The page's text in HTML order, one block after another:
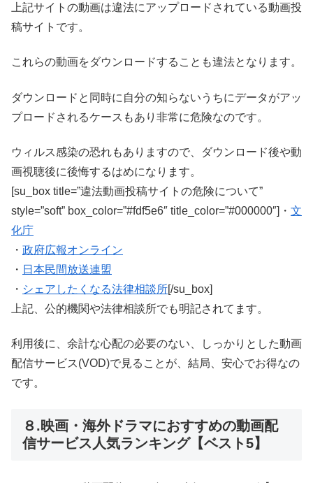
上記サイトの動画は違法にアップロードされている動画投
稿サイトです。
これらの動画をダウンロードすることも違法となります。
ダウンロードと同時に自分の知らないうちにデータがアッ
プロードされるケースもあり非常に危険なのです。
ウィルス感染の恐れもありますので、ダウンロード後や動
画視聴後に後悔するはめになります。
[su_box title=”違法動画投稿サイトの危険について”
style=”soft” box_color=”#fdf5e6″ title_color=”#000000″]・ 文
化庁
・ 政府広報オンライン
・ 日本民間放送連盟
・ シェアしたくなる法律相談所[/su_box]
上記、公的機関や法律相談所でも明記されてます。
利用後に、余計な心配の必要のない、しっかりとした動画
配信サービス(VOD)で見ることが、結局、安心でお得なの
です。
８.映画・海外ドラマにおすすめの動画配
信サービス人気ランキング【ベスト5】